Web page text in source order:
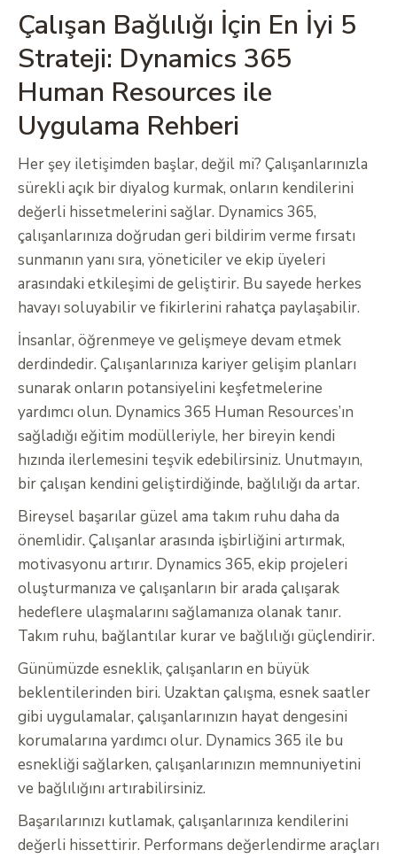
Çalışan Bağlılığı İçin En İyi 5
Strateji: Dynamics 365
Human Resources ile
Uygulama Rehberi
Her şey iletişimden başlar, değil mi? Çalışanlarınızla
sürekli açık bir diyalog kurmak, onların kendilerini
değerli hissetmelerini sağlar. Dynamics 365,
çalışanlarınıza doğrudan geri bildirim verme fırsatı
sunmanın yanı sıra, yöneticiler ve ekip üyeleri
arasındaki etkileşimi de geliştirir. Bu sayede herkes
havayı soluyabilir ve fikirlerini rahatça paylaşabilir.
İnsanlar, öğrenmeye ve gelişmeye devam etmek
derdindedir. Çalışanlarınıza kariyer gelişim planları
sunarak onların potansiyelini keşfetmelerine
yardımcı olun. Dynamics 365 Human Resources’ın
sağladığı eğitim modülleriyle, her bireyin kendi
hızında ilerlemesini teşvik edebilirsiniz. Unutmayın,
bir çalışan kendini geliştirdiğinde, bağlılığı da artar.
Bireysel başarılar güzel ama takım ruhu daha da
önemlidir. Çalışanlar arasında işbirliğini artırmak,
motivasyonu artırır. Dynamics 365, ekip projeleri
oluşturmanıza ve çalışanların bir arada çalışarak
hedeflere ulaşmalarını sağlamanıza olanak tanır.
Takım ruhu, bağlantılar kurar ve bağlılığı güçlendirir.
Günümüzde esneklik, çalışanların en büyük
beklentilerinden biri. Uzaktan çalışma, esnek saatler
gibi uygulamalar, çalışanlarınızın hayat dengesini
korumalarına yardımcı olur. Dynamics 365 ile bu
esnekliği sağlarken, çalışanlarınızın memnuniyetini
ve bağlılığını artırabilirsiniz.
Başarılarınızı kutlamak, çalışanlarınıza kendilerini
değerli hissettirir. Performans değerlendirme araçları